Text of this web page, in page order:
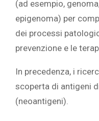
(ad esempio,
epigenoma) per
dei processi
prevenzione e le
In precedenza, i
scoperta di antigeni
(neoantigeni).